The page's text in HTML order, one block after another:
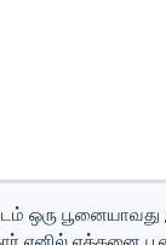
ஒரு பூனையாவது